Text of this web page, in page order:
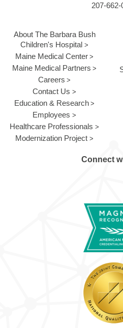
207-662-
About The Barbara Bush
Children's Hospital
Maine Medical Center
Maine Medical Partners
Careers
Contact Us
Education & Research
Employees
Healthcare Professionals
Modernization Project
Connect